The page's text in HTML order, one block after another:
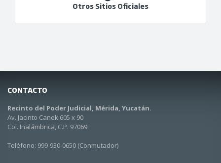
Otros Sitios Oficiales
CONTACTO
Recinto del Poder Judicial, Mérida, Yucatán.
Av. Jacinto Canek 605 x 90
Col. Inalámbrica, C.P. 97069
Teléfono: 999-930-0650 (Conmutador)